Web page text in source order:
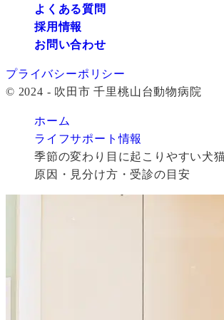
よくある質問
採用情報
お問い合わせ
プライバシーポリシー
© 2024 - 吹田市 千里桃山台動物病院
ホーム
ライフサポート情報
季節の変わり目に起こりやすい犬
原因・見分け方・受診の目安